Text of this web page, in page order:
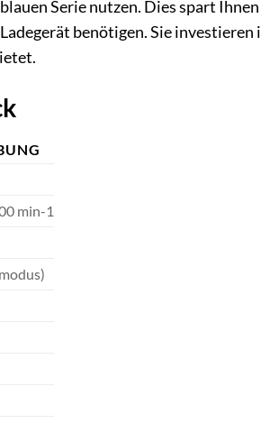
Serie nutzen. Dies spart
benötigen. Sie
min-1